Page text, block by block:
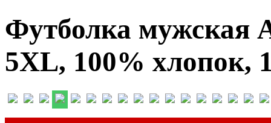
Футболка мужская
5XL, 100% хлопок,